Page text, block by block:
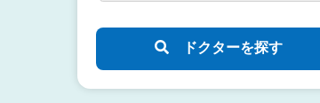
ドクターを探す